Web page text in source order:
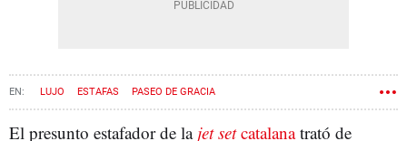
LUJO ESTAFAS PASEO DE GRACIA
El presunto estafador de la jet setcatalanatrató de